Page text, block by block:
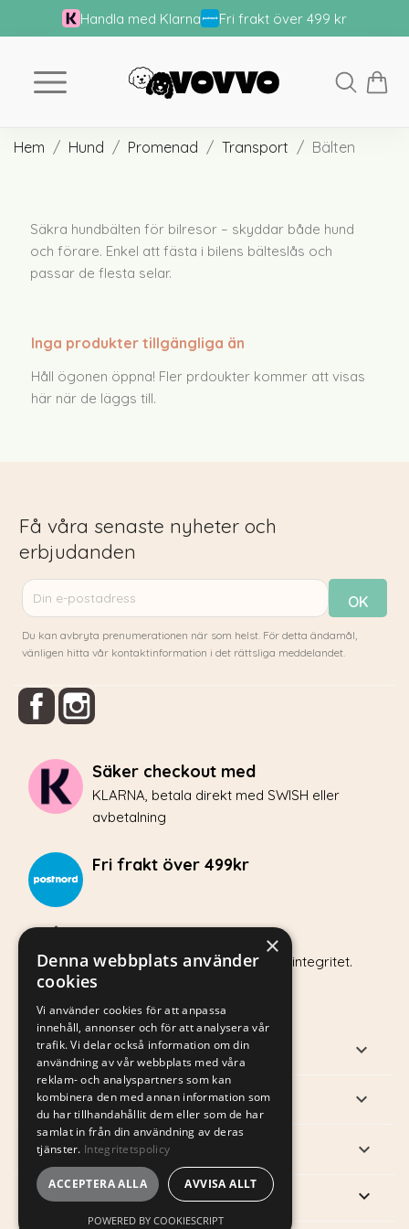
Handla med Klarna Fri frakt över 499 kr
Hem Hund Promenad Transport Bälten
Säkra hundbälten för bilresor – skyddar både hund
och förare. Enkel att fästa i bilens bälteslås och
passar de flesta selar.
Inga produkter tillgängliga än
Håll ögonen öppna! Fler prdoukter kommer att visas
här när de läggs till.
Få våra senaste nyheter och
erbjudanden
Du kan avbryta prenumerationen när som helst. För detta ändamål,
vänligen hitta vår kontaktinformation i det rättsliga meddelandet.
Facebook
Säker checkout med
KLARNA, betala direkt med SWISH eller
avbetalning
Fri frakt över 499kr
Hos Vovvo.se värnar vi om din integritet.
PRODUKTER 
VÅRT FÖRETAG 
DITT KONTO 
BUTIKSINFORMATION keyboard_arrow_down
×
Denna webbplats använder
cookies
Vi använder cookies för att anpassa
innehåll, annonser och för att analysera vår
trafik. Vi delar också information om din
användning av vår webbplats med våra
reklam- och analyspartners som kan
kombinera den med annan information som
du har tillhandahållit dem eller som de har
samlat in från din användning av deras
tjänster. Integritetspolicy
ACCEPTERA ALLA AVVISA ALLT
POWERED BY COOKIESCRIPT